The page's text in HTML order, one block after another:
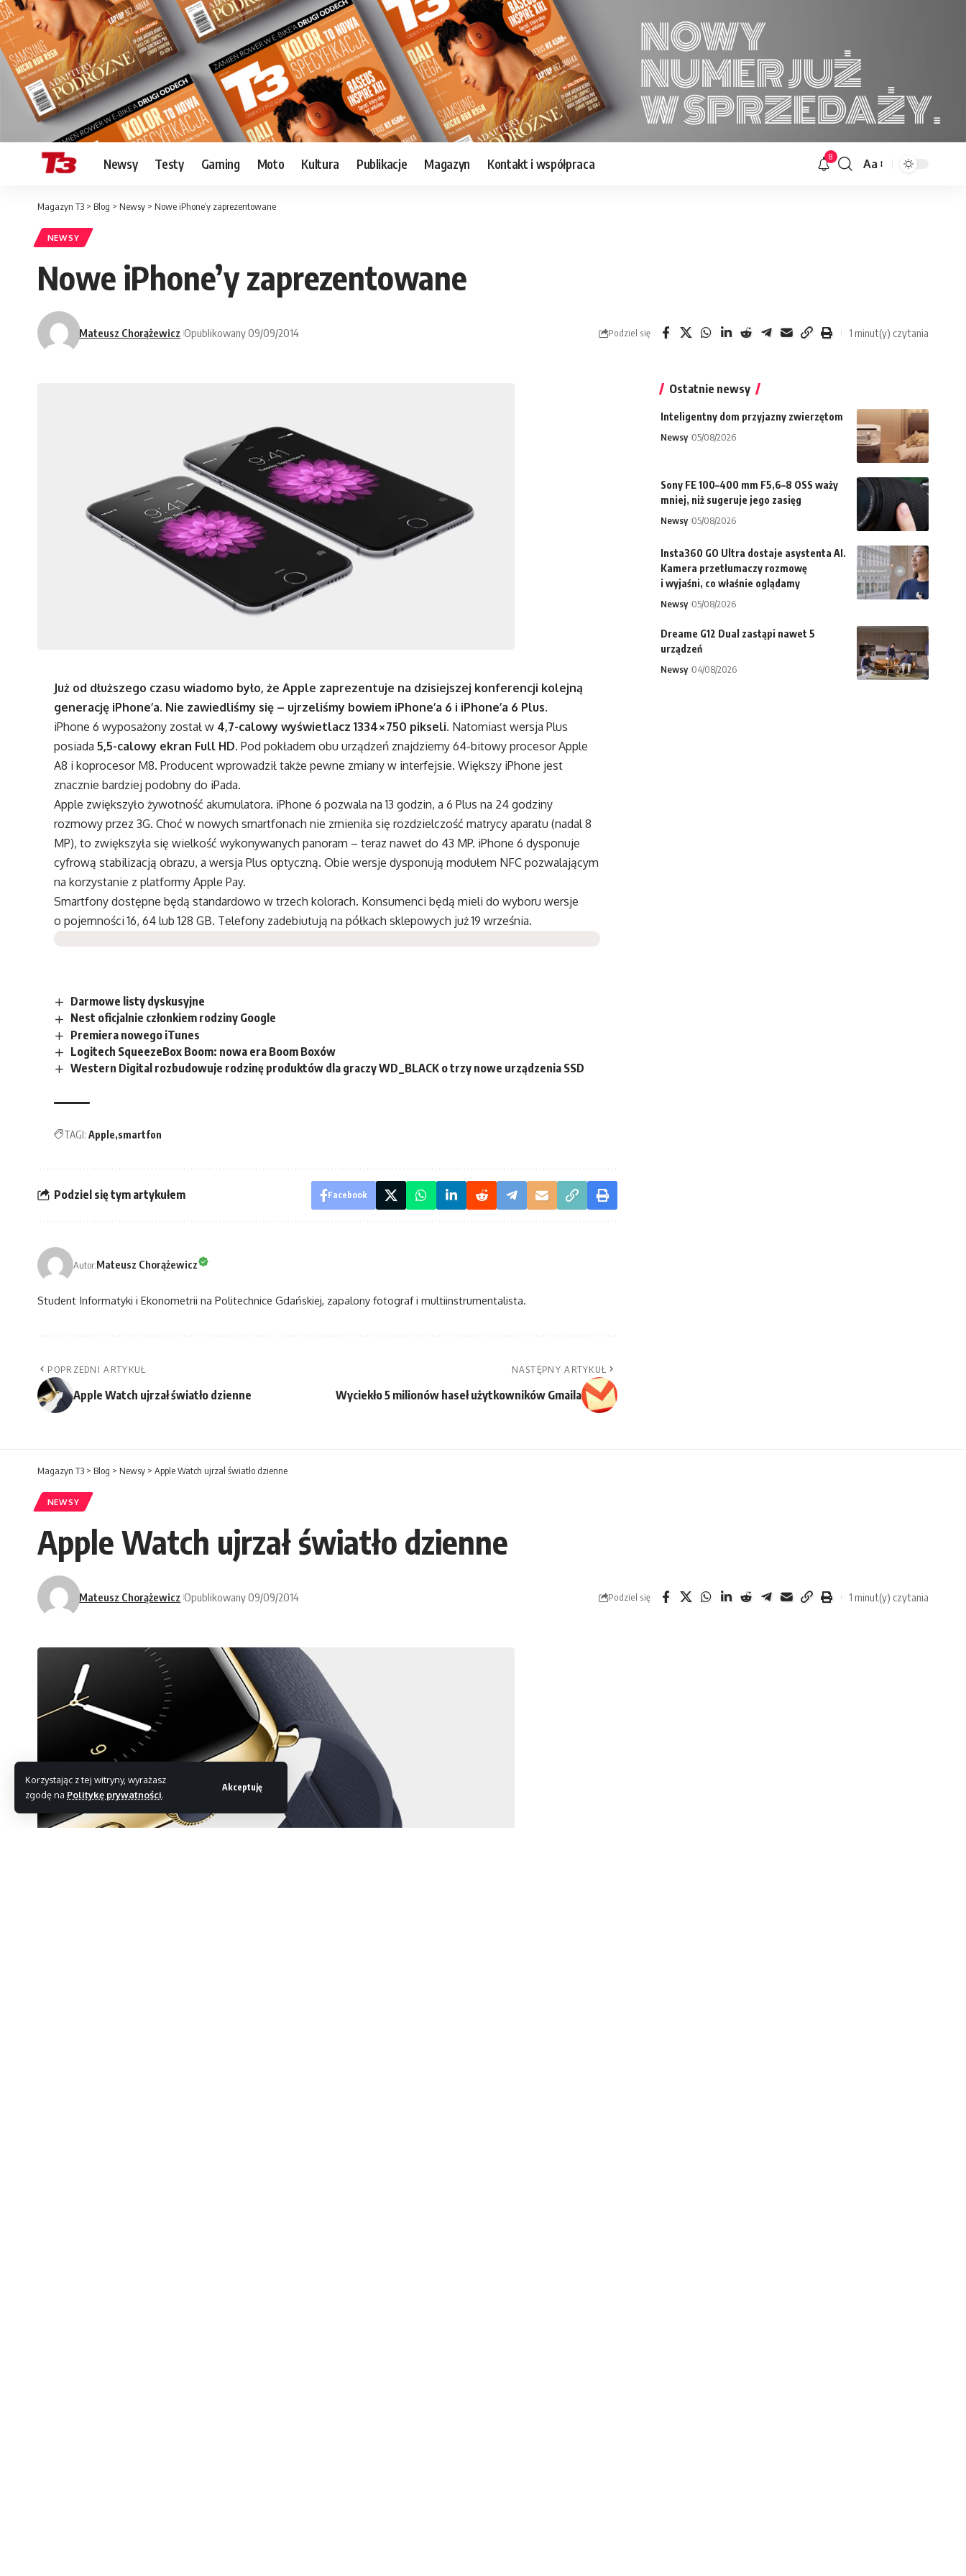
Korzystając z tej witryny, wyrażasz
zgodę na Politykę prywatności.
Akceptuję
Newsy Testy Gaming Moto Kultura Publikacje Magazyn Kontakt i współpraca 8
Font
Aa
Magazyn T3 > Blog > Newsy > Nowe iPhone’y zaprezentowane
NEWSY
Nowe iPhone’y zaprezentowane
Mateusz Chorążewicz Opublikowany 09/09/2014 Podziel się 1 minut(y) czytania
Już od dłuższego czasu wiadomo było, że Apple zaprezentuje na dzisiejszej konferencji kolejną
generację iPhone’a. Nie zawiedliśmy się – ujrzeliśmy bowiem iPhone’a 6 i iPhone’a 6 Plus.
iPhone 6 wyposażony został w 4,7-calowy wyświetlacz 1334×750 pikseli. Natomiast wersja Plus
posiada5,5-calowy ekran Full HD. Pod pokładem obu urządzeń znajdziemy 64-bitowy procesor Apple
A8 i koprocesor M8. Producent wprowadził także pewne zmiany w interfejsie. Większy iPhone jest
znacznie bardziej podobny do iPada.
Apple zwiększyło żywotność akumulatora. iPhone 6 pozwala na 13 godzin, a 6 Plus na 24 godziny
rozmowy przez 3G. Choć w nowych smartfonach nie zmieniła się rozdzielczość matrycy aparatu (nadal 8
MP), to zwiększyła się wielkość wykonywanych panoram – teraz nawet do 43 MP. iPhone 6 dysponuje
cyfrową stabilizacją obrazu, a wersja Plus optyczną. Obie wersje dysponują modułem NFC pozwalającym
na korzystanie z platformy Apple Pay.
Smartfony dostępne będą standardowo w trzech kolorach. Konsumenci będą mieli do wyboru wersje
o pojemności 16, 64 lub 128 GB. Telefony zadebiutują na półkach sklepowych już 19 września.
Darmowe listy dyskusyjne
Nest oficjalnie członkiem rodziny Google
Premiera nowego iTunes
Logitech SqueezeBox Boom: nowa era Boom Boxów
Western Digital rozbudowuje rodzinę produktów dla graczy WD_BLACK o trzy nowe urządzenia SSD
TAGI: Apple smartfon
Podziel się tym artykułem Facebook
Autor:Mateusz Chorążewicz
Student Informatyki i Ekonometrii na Politechnice Gdańskiej, zapalony fotograf i multiinstrumentalista.
POPRZEDNI ARTYKUŁ
Apple Watch ujrzał światło dzienne
NASTĘPNY ARTYKUŁ
Wyciekło 5 milionów haseł użytkowników Gmaila
Ostatnie newsy
Inteligentny dom przyjazny zwierzętom
Newsy 05/08/2026
Sony FE 100–400 mm F5,6–8 OSS waży
mniej, niż sugeruje jego zasięg
Newsy 05/08/2026
Insta360 GO Ultra dostaje asystenta AI.
Kamera przetłumaczy rozmowę
i wyjaśni, co właśnie oglądamy
Newsy 05/08/2026
Dreame G12 Dual zastąpi nawet 5
urządzeń
Newsy 04/08/2026
Magazyn T3 > Blog > Newsy > Apple Watch ujrzał światło dzienne
NEWSY
Apple Watch ujrzał światło dzienne
Mateusz Chorążewicz Opublikowany 09/09/2014 Podziel się 1 minut(y) czytania